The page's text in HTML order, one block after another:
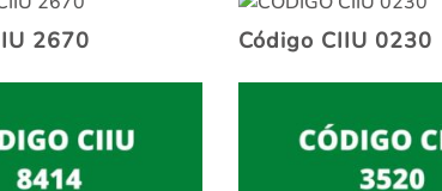
2670 Código CIIU 0230